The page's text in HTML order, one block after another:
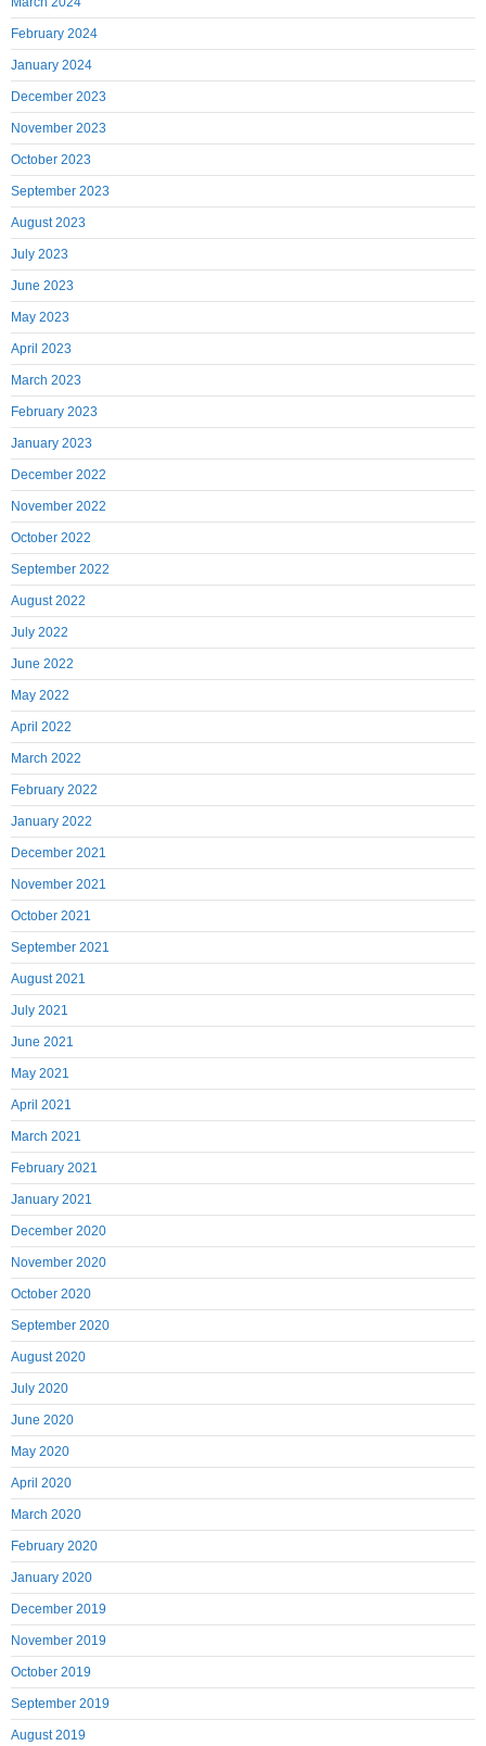
February 2024
January 2024
December 2023
November 2023
October 2023
September 2023
August 2023
July 2023
June 2023
May 2023
April 2023
March 2023
February 2023
January 2023
December 2022
November 2022
October 2022
September 2022
August 2022
July 2022
June 2022
May 2022
April 2022
March 2022
February 2022
January 2022
December 2021
November 2021
October 2021
September 2021
August 2021
July 2021
June 2021
May 2021
April 2021
March 2021
February 2021
January 2021
December 2020
November 2020
October 2020
September 2020
August 2020
July 2020
June 2020
May 2020
April 2020
March 2020
February 2020
January 2020
December 2019
November 2019
October 2019
September 2019
August 2019